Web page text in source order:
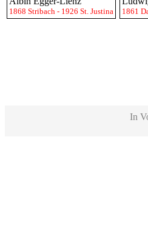
1868 Stribach - 1926 St. Justina 1861
In